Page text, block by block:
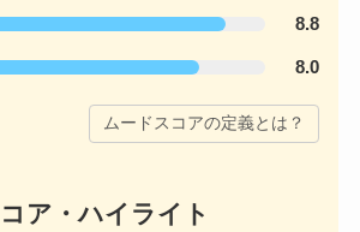
8.8
8.0
ムードスコアの定義とは？
ア・ハイライト